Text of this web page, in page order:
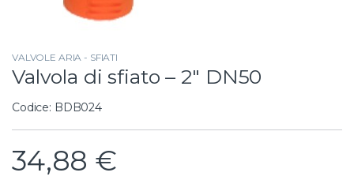
VALVOLE ARIA - SFIATI
Valvola di sfiato – 2″ DN50
Codice: BDB024
34,88 €